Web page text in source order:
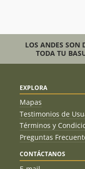
LOS ANDES SON
TODA TU
EXPLORA
Mapas
Testimonios de
Términos y
Preguntas
CONTÁCTANOS